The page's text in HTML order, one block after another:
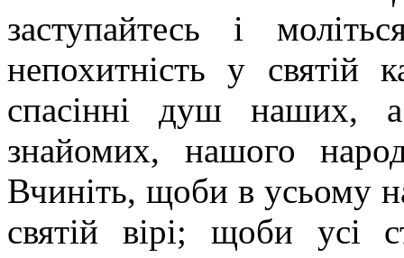
заступайтесь і
непохитність у святій
спасінні душ наших,
знайомих, нашого
Вчиніть, щоби в усьому
святій вірі; щоби усі